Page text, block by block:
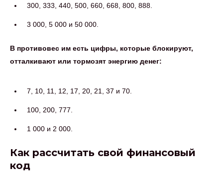
300, 333, 440, 500, 660, 668, 800, 888.
3 000, 5 000 и 50 000.
В противовес им есть цифры, которые блокируют,
отталкивают или тормозят энергию денег:
7, 10, 11, 12, 17, 20, 21, 37 и 70.
100, 200, 777.
1 000 и 2 000.
Как рассчитать свой финансовый
код